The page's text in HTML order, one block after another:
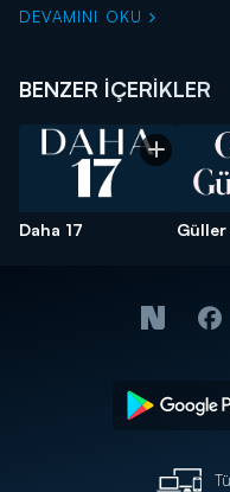
DEVAMINI OKU
BENZER İÇERİKLER
Daha 17